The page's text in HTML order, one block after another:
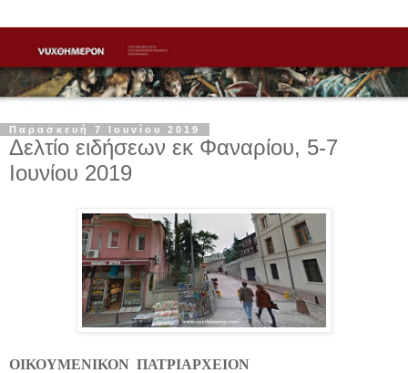
Παρασκευή 7 Ιουνίου 2019
Δελτίο ειδήσεων εκ Φαναρίου, 5-7
Ιουνίου 2019
ΟΙΚΟΥΜΕΝΙΚΟΝ ΠΑΤΡΙΑΡΧΕΙΟΝ